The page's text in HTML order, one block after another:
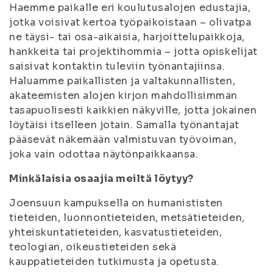
Haemme paikalle eri koulutusalojen edustajia,
jotka voisivat kertoa työpaikoistaan – olivatpa
ne täysi- tai osa-aikaisia, harjoittelupaikkoja,
hankkeita tai projektihommia – jotta opiskelijat
saisivat kontaktin tuleviin työnantajiinsa.
Haluamme paikallisten ja valtakunnallisten,
akateemisten alojen kirjon mahdollisimman
tasapuolisesti kaikkien näkyville, jotta jokainen
löytäisi itselleen jotain. Samalla työnantajat
pääsevät näkemään valmistuvan työvoiman,
joka vain odottaa näytönpaikkaansa.
Minkälaisia osaajia meiltä löytyy?
Joensuun kampuksella on humanististen
tieteiden, luonnontieteiden, metsätieteiden,
yhteiskuntatieteiden, kasvatustieteiden,
teologian, oikeustieteiden sekä
kauppatieteiden tutkimusta ja opetusta.